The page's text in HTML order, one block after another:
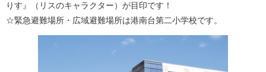
りす』（リスのキャラクター）が目印です！
☆緊急避難場所・広域避難場所は港南台第二小学校です。